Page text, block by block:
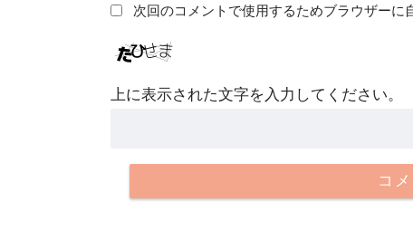
次回のコメントで使用するためブラウザーに
上に表示された文字を入力してください。